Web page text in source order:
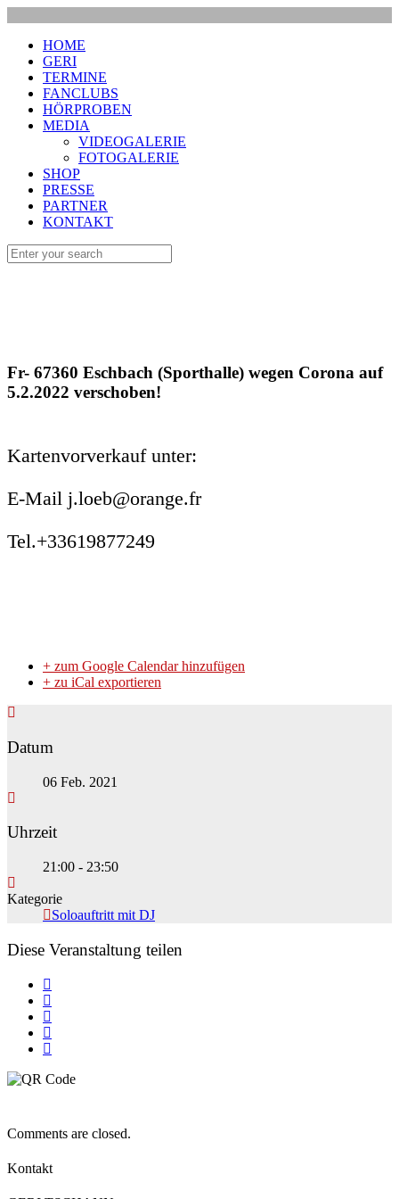
HOME
GERI
TERMINE
FANCLUBS
HÖRPROBEN
MEDIA
VIDEOGALERIE
FOTOGALERIE
SHOP
PRESSE
PARTNER
KONTAKT
Fr- 67360 Eschbach (Sporthalle) wegen Corona auf
5.2.2022 verschoben!
Kartenvorverkauf unter:
E-Mail j.loeb@orange.fr
Tel.+33619877249
+ zum Google Calendar hinzufügen
+ zu iCal exportieren
Datum
06 Feb. 2021
Uhrzeit
21:00 - 23:50
Kategorie
Soloauftritt mit DJ
Diese Veranstaltung teilen
Comments are closed.
Kontakt